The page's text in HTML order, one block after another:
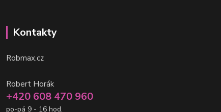
Kontakty
Robmax.cz
Robert Horák
+420 608 470 960
po-pá 9 - 16 hod.